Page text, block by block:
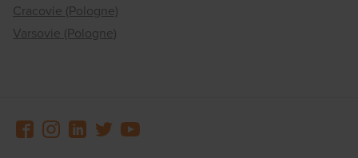
Cracovie (Pologne)
Varsovie (Pologne)